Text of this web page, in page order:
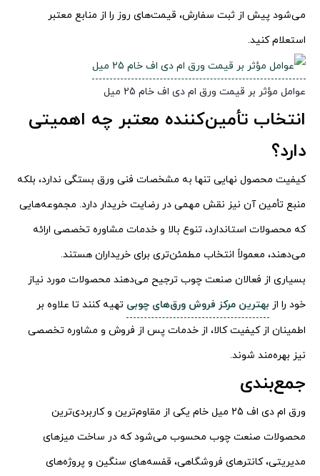
می‌شود پیش از ثبت سفارش، قیمت‌های روز را از منابع معتبر
استعلام کنید.
عوامل مؤثر بر قیمت ورق ام دی اف خام 25 میل
انتخاب تأمین‌کننده معتبر چه اهمیتی
دارد؟
کیفیت محصول نهایی تنها به مشخصات فنی ورق بستگی ندارد، بلکه
منبع تأمین آن نیز نقش مهمی در رضایت خریدار دارد. مجموعه‌هایی
که محصولات استاندارد، تنوع بالا و خدمات مشاوره تخصصی ارائه
می‌دهند، معمولاً انتخاب مطمئن‌تری برای خریداران هستند.
بسیاری از فعالان صنعت چوب ترجیح می‌دهند محصولات مورد نیاز
خود را از بهترین مرکز فروش ورق‌های چوبی تهیه کنند تا علاوه بر
اطمینان از کیفیت کالا، از خدمات پس از فروش و مشاوره تخصصی
نیز بهره‌مند شوند.
جمع‌بندی
ورق ام دی اف 25 میل خام یکی از مقاوم‌ترین و کاربردی‌ترین
محصولات صنعت چوب محسوب می‌شود که در ساخت میزهای
مدیریتی، کانترهای فروشگاهی، قفسه‌های سنگین و پروژه‌های